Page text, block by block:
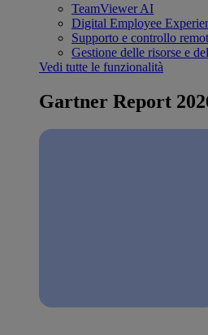
TeamViewer AI
Digital Employee
Supporto e controllo
Gestione delle risorse e
Vedi tutte le funzionalità
Gartner Report